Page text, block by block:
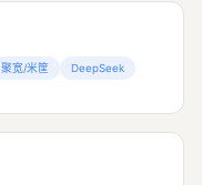
聚宽/米筐 DeepSeek